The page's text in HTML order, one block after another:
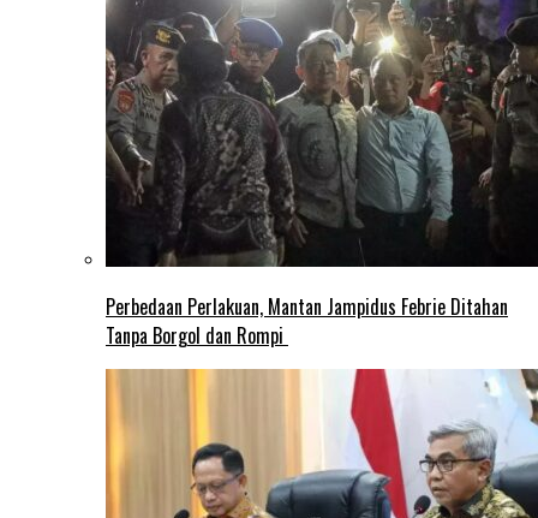
Perbedaan Perlakuan, Mantan Jampidus Febrie Ditahan
Tanpa Borgol dan Rompi